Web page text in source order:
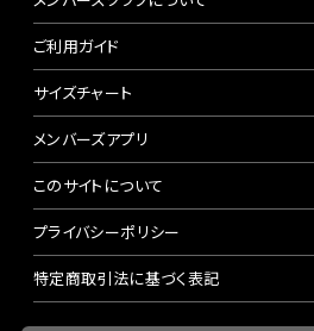
ご利用ガイド
サイズチャート
メンバーズアプリ
このサイトについて
プライバシーポリシー
特定商取引法に基づく表記